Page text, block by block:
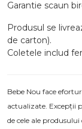
Garantie scaun
Produsul se
de carton).
Coletele includ
Bebe Nou face
actualizate. Excepții
de cele ale